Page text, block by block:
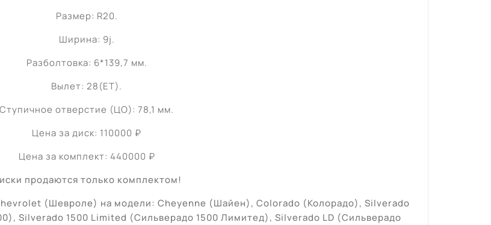
Размер: R20.
Ширина: 9j.
Разболтовка: 6*139,7 мм.
Вылет: 28(ET).
Ступичное отверстие (ЦО): 78,1 мм.
Цена за диск: 110000 ₽
Цена за комплект: 440000 ₽
продаются только комплектом!
(Шевроле) на модели: Cheyenne (Шайен), Colorado (Колорадо), Silverado
), Silverado 1500 Limited (Сильверадо 1500 Лимитед), Silverado LD (Сильверадо